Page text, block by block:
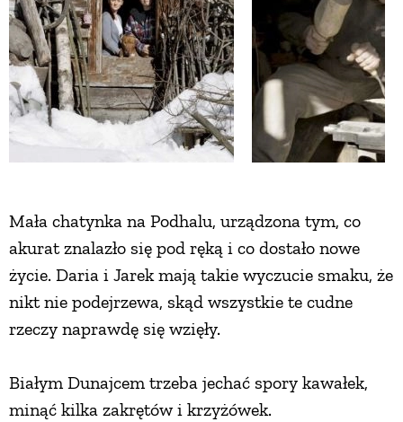
Mała chatynka na Podhalu, urządzona tym, co
akurat znalazło się pod ręką i co dostało nowe
życie. Daria i Jarek mają takie wyczucie smaku, że
nikt nie podejrzewa, skąd wszystkie te cudne
rzeczy naprawdę się wzięły.
Białym Dunajcem trzeba jechać spory kawałek,
minąć kilka zakrętów i krzyżówek.
GRZYBY
KRAJOBRAZ
RĘKODZIEŁO
RZEMIOSŁO
ZWYCZAJE
ZRÓB TO SAM
PRZEPISY